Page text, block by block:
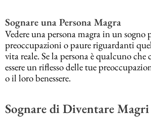
Sognare una Persona Magra
Vedere una persona magra in un sogno
preoccupazioni o paure riguardanti
vita reale. Se la persona è qualcuno
essere un riflesso delle tue
o il loro benessere.
Sognare di Diventare Magri